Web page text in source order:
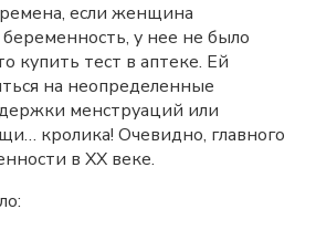
если женщина
беременность, у нее не было
купить тест в аптеке. Ей
на неопределенные
менструаций или
кролика! Очевидно, главного
в XX веке.